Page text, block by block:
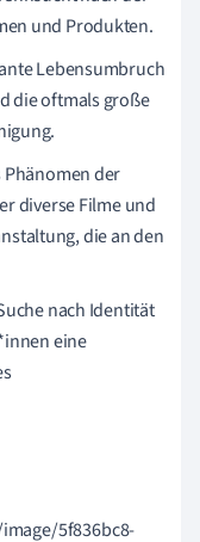
und Produkten.
Lebensumbruch
die oftmals große
Phänomen der
diverse Filme und
die an den
nach Identität
eine
5f836bc8-